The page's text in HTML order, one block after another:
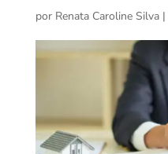
por Renata Caroline Silva|